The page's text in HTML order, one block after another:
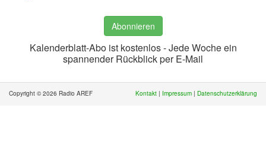
Abonnieren
Kalenderblatt-Abo ist kostenlos - Jede Woche ein
spannender Rückblick per E-Mail
Copyright © 2026 Radio AREF Kontakt | Impressum | Datenschutzerklärung